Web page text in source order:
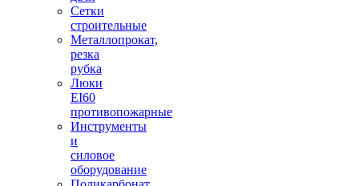
Сетки
строительные
Металлопрокат,
резка
рубка
Люки
EI60
противопожарные
Инструменты
и
силовое
оборудование